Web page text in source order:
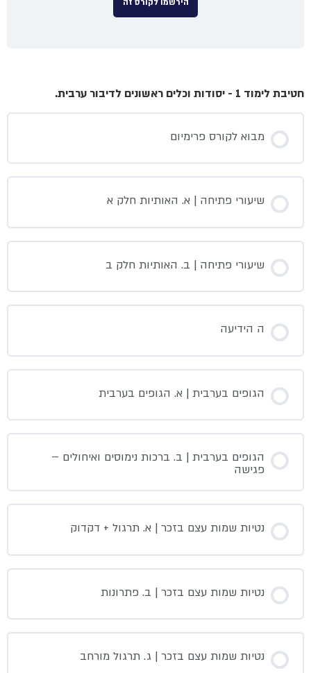
חטיבת לימוד 1 - יסודות וכלים ראשונים לדיבור ערבית.
מבוא לקורס פרימיום
שיעורי פתיחה | א. האותיות חלק א
שיעורי פתיחה | ב. האותיות חלק ב
ה הידיעה
הגופים בערבית | א. הגופים בערבית
הגופים בערבית | ב. ברכות נימוסים ואיחולים –
פגישה
נטיות שמות עצם בזכר | א. תרגול + דקדוק
נטיות שמות עצם בזכר | ב. פתרונות
נטיות שמות עצם בזכר | ג. תרגול מורחב